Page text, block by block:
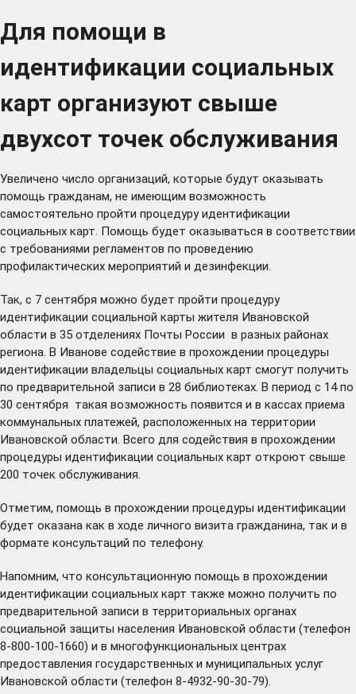
Для помощи в
идентификации социальных
карт организуют свыше
двухсот точек обслуживания
Увеличено число организаций, которые будут оказывать
помощь гражданам, не имеющим возможность
самостоятельно пройти процедуру идентификации
социальных карт. Помощь будет оказываться в соответствии
с требованиями регламентов по проведению
профилактических мероприятий и дезинфекции.
Так, с 7 сентября можно будет пройти процедуру
идентификации социальной карты жителя Ивановской
области в 35 отделениях Почты России в разных районах
региона. В Иванове содействие в прохождении процедуры
идентификации владельцы социальных карт смогут получить
по предварительной записи в 28 библиотеках . В период с 14 по
30 сентября такая возможность появится и в кассах приема
коммунальных платежей, расположенных на территории
Ивановской области. Всего для содействия в прохождении
процедуры идентификации социальных карт откроют свыше
200 точек обслуживания.
Отметим, помощь в прохождении процедуры идентификации
будет оказана как в ходе личного визита гражданина, так и в
формате консультаций по телефону.
Напомним, что консультационную помощь в прохождении
идентификации социальных карт также можно получить по
предварительной записи в территориальных органах
социальной защиты населения Ивановской области (телефон
8-800-100-1660) и в многофункциональных центрах
предоставления государственных и муниципальных услуг
Ивановской области (телефон 8-4932-90-30-79).